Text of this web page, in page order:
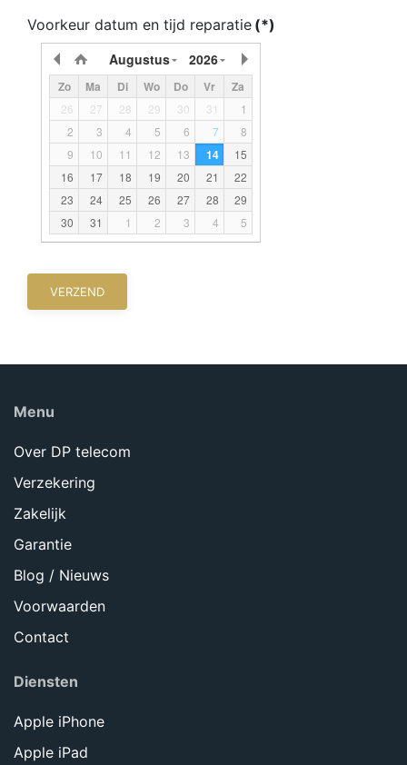
Voorkeur datum en tijd reparatie (*)
Augustus
2026
Zo Ma Di Wo Do Vr Za
26 27 28 29 30 31
1
2
3 4 5 6 7
8
9
10 11 12 13 14
15
16
17 18 19 20 21
22
23
24 25 26 27 28
29
30
31 1 2 3 4 5
VERZEND
Menu
Over DP telecom
Verzekering
Zakelijk
Garantie
Blog / Nieuws
Voorwaarden
Contact
Diensten
Apple iPhone
Apple iPad